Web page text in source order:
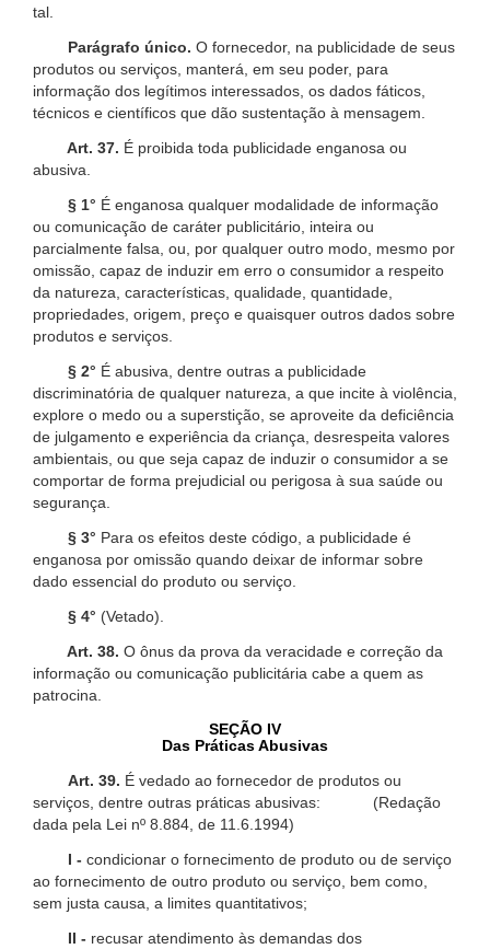
tal.
Parágrafo único. O fornecedor, na publicidade de seus
produtos ou serviços, manterá, em seu poder, para
informação dos legítimos interessados, os dados fáticos,
técnicos e científicos que dão sustentação à mensagem.
Art. 37. É proibida toda publicidade enganosa ou
abusiva.
§ 1° É enganosa qualquer modalidade de informação
ou comunicação de caráter publicitário, inteira ou
parcialmente falsa, ou, por qualquer outro modo, mesmo por
omissão, capaz de induzir em erro o consumidor a respeito
da natureza, características, qualidade, quantidade,
propriedades, origem, preço e quaisquer outros dados sobre
produtos e serviços.
§ 2° É abusiva, dentre outras a publicidade
discriminatória de qualquer natureza, a que incite à violência,
explore o medo ou a superstição, se aproveite da deficiência
de julgamento e experiência da criança, desrespeita valores
ambientais, ou que seja capaz de induzir o consumidor a se
comportar de forma prejudicial ou perigosa à sua saúde ou
segurança.
§ 3° Para os efeitos deste código, a publicidade é
enganosa por omissão quando deixar de informar sobre
dado essencial do produto ou serviço.
§ 4° (Vetado).
Art. 38. O ônus da prova da veracidade e correção da
informação ou comunicação publicitária cabe a quem as
patrocina.
SEÇÃO IV
Das Práticas Abusivas
Art. 39. É vedado ao fornecedor de produtos ou
serviços, dentre outras práticas abusivas: (Redação
dada pela Lei nº 8.884, de 11.6.1994)
I - condicionar o fornecimento de produto ou de serviço
ao fornecimento de outro produto ou serviço, bem como,
sem justa causa, a limites quantitativos;
II - recusar atendimento às demandas dos